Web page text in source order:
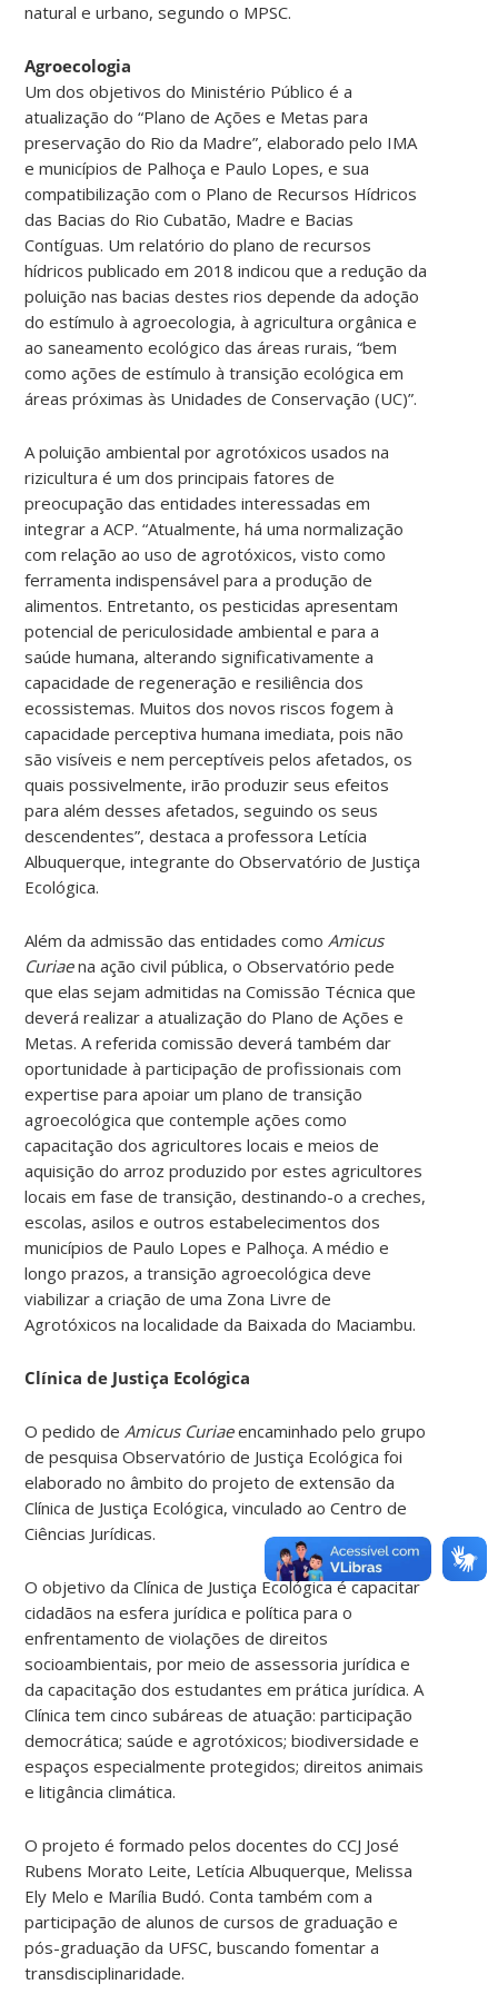
natural e urbano, segundo o MPSC.
Agroecologia
Um dos objetivos do Ministério Público é a
atualização do “Plano de Ações e Metas para
preservação do Rio da Madre”, elaborado pelo IMA
e municípios de Palhoça e Paulo Lopes, e sua
compatibilização com o Plano de Recursos Hídricos
das Bacias do Rio Cubatão, Madre e Bacias
Contíguas. Um relatório do plano de recursos
hídricos publicado em 2018 indicou que a redução da
poluição nas bacias destes rios depende da adoção
do estímulo à agroecologia, à agricultura orgânica e
ao saneamento ecológico das áreas rurais, “bem
como ações de estímulo à transição ecológica em
áreas próximas às Unidades de Conservação (UC)”.
A poluição ambiental por agrotóxicos usados na
rizicultura é um dos principais fatores de
preocupação das entidades interessadas em
integrar a ACP. “Atualmente, há uma normalização
com relação ao uso de agrotóxicos, visto como
ferramenta indispensável para a produção de
alimentos. Entretanto, os pesticidas apresentam
potencial de periculosidade ambiental e para a
saúde humana, alterando significativamente a
capacidade de regeneração e resiliência dos
ecossistemas. Muitos dos novos riscos fogem à
capacidade perceptiva humana imediata, pois não
são visíveis e nem perceptíveis pelos afetados, os
quais possivelmente, irão produzir seus efeitos
para além desses afetados, seguindo os seus
descendentes”, destaca a professora Letícia
Albuquerque, integrante do Observatório de Justiça
Ecológica.
Além da admissão das entidades como Amicus
Curiaena ação civil pública, o Observatório pede
que elas sejam admitidas na Comissão Técnica que
deverá realizar a atualização do Plano de Ações e
Metas. A referida comissão deverá também dar
oportunidade à participação de profissionais com
expertise para apoiar um plano de transição
agroecológica que contemple ações como
capacitação dos agricultores locais e meios de
aquisição do arroz produzido por estes agricultores
locais em fase de transição, destinando-o a creches,
escolas, asilos e outros estabelecimentos dos
municípios de Paulo Lopes e Palhoça. A médio e
longo prazos, a transição agroecológica deve
viabilizar a criação de uma Zona Livre de
Agrotóxicos na localidade da Baixada do Maciambu.
Clínica de Justiça Ecológica
O pedido de Amicus Curiaeencaminhado pelo grupo
de pesquisa Observatório de Justiça Ecológica foi
elaborado no âmbito do projeto de extensão da
Clínica de Justiça Ecológica, vinculado ao Centro de
Ciências Jurídicas.
O objetivo da Clínica de Justiça Ecológica é capacitar
cidadãos na esfera jurídica e política para o
enfrentamento de violações de direitos
socioambientais, por meio de assessoria jurídica e
da capacitação dos estudantes em prática jurídica. A
Clínica tem cinco subáreas de atuação: participação
democrática; saúde e agrotóxicos; biodiversidade e
espaços especialmente protegidos; direitos animais
e litigância climática.
O projeto é formado pelos docentes do CCJ José
Rubens Morato Leite, Letícia Albuquerque, Melissa
Ely Melo e Marília Budó. Conta também com a
participação de alunos de cursos de graduação e
pós-graduação da UFSC, buscando fomentar a
transdisciplinaridade.